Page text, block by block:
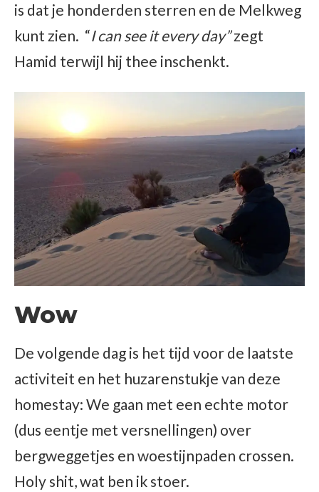
is dat je honderden sterren en de Melkweg
kunt zien. “I can see it every day”zegt
Hamid terwijl hij thee inschenkt.
Wow
De volgende dag is het tijd voor de laatste
activiteit en het huzarenstukje van deze
homestay: We gaan met een echte motor
(dus eentje met versnellingen) over
bergweggetjes en woestijnpaden crossen.
Holy shit, wat ben ik stoer.